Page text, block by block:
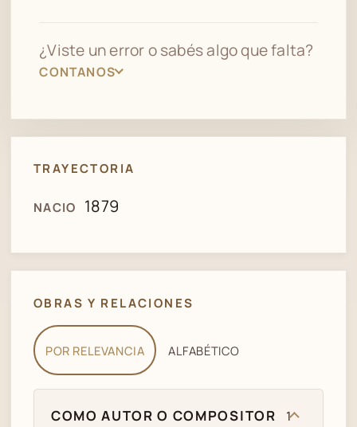
¿Viste un error o sabés algo que falta?
CONTANOS
TRAYECTORIA
NACIO 1879
OBRAS Y RELACIONES
POR RELEVANCIA ALFABÉTICO
COMO AUTOR O COMPOSITOR 1